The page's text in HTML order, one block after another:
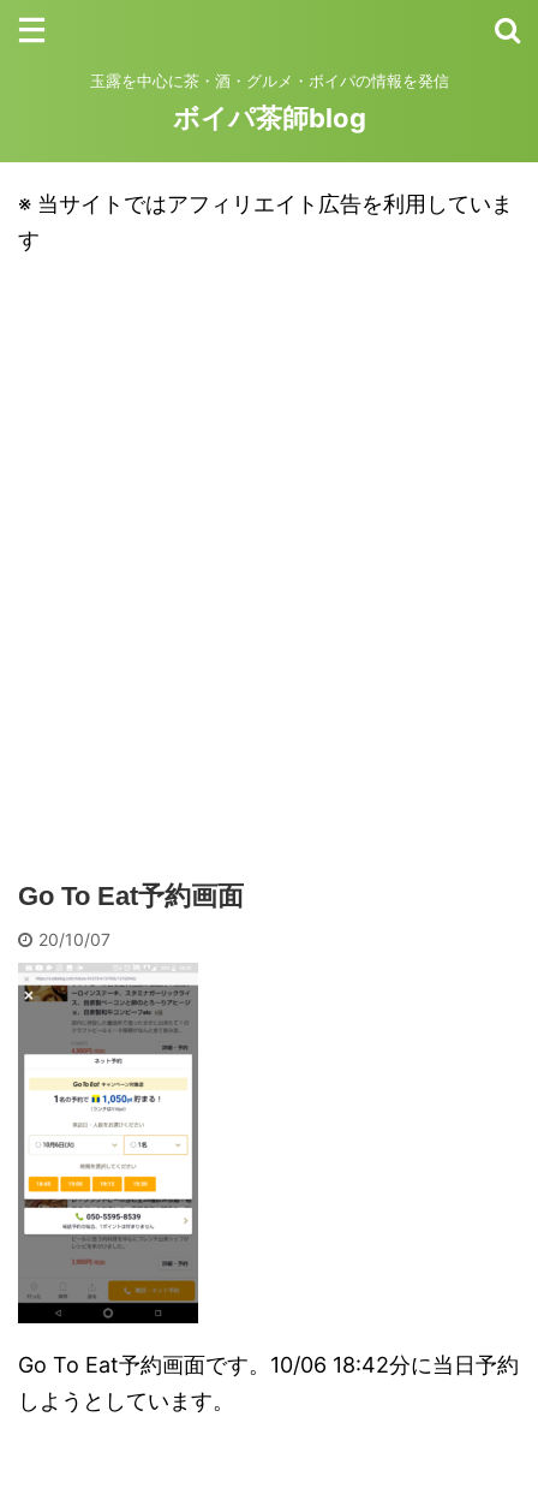
玉露を中心に茶・酒・グルメ・ボイパの情報を発信
ボイパ茶師blog
※ 当サイトではアフィリエイト広告を利用していま
す
Go To Eat予約画面
20/10/07
Go To Eat予約画面です。10/06 18:42分に当日予約
しようとしています。